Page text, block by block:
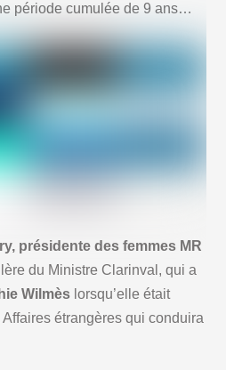
période cumulée de 9 ans…
présidente des femmes MR
du Ministre Clarinval, qui a
Wilmès lorsqu’elle était
étrangères qui conduira